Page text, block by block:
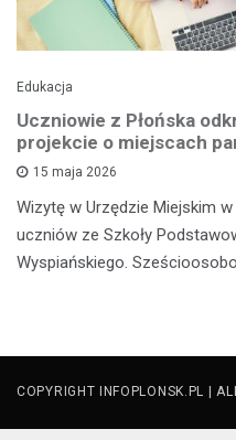
Edukacja
Uczniowie z Płońska
projekcie o miejscach
15 maja 2026
Wizytę w Urzędzie Miejskim w
uczniów ze Szkoły
Wyspiańskiego.
COPYRIGHT INFOPLONSK.PL |